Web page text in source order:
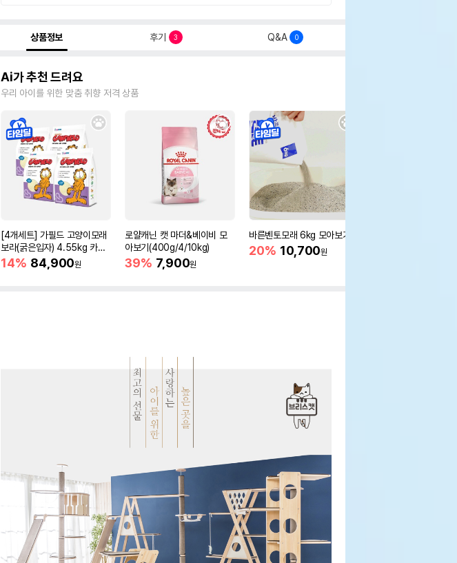
상품정보 후기 3 Q&A 0
Ai가 추천 드려요
우리 아이를 위한 맞춤 취향 저격 상품
[4개세트] 가필드 고양이모래
보라(굵은입자) 4.55kg 카사
바모래
14% 84,900원
로얄캐닌 캣 마더&베이비 모
아보기(400g/4/10kg)
39% 7,900원
바른벤토모래 6kg 모아보기
20% 10,700원